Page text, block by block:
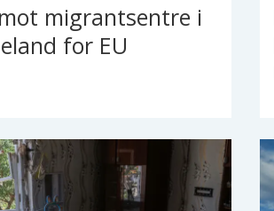
migrantsentre i
for EU